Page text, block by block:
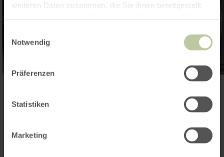
weiteren Daten zusammen, die Sie ihnen bereitgestellt
Notwendig
Präferenzen
Statistiken
Marketing
Contact